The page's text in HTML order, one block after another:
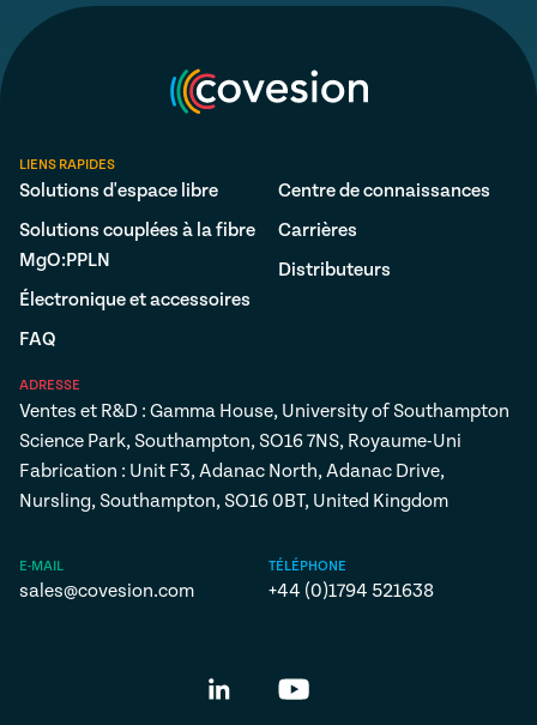
LIENS RAPIDES
Solutions d'espace libre
Solutions couplées à la fibre
MgO:PPLN
Électronique et accessoires
FAQ
Centre de connaissances
Carrières
Distributeurs
ADRESSE
Ventes et R&D : Gamma House, University of Southampton
Science Park, Southampton, SO16 7NS, Royaume-Uni
Fabrication : Unit F3, Adanac North, Adanac Drive,
Nursling, Southampton, SO16 0BT, United Kingdom
E-MAIL
sales@covesion.com
TÉLÉPHONE
+44 (0)1794 521638